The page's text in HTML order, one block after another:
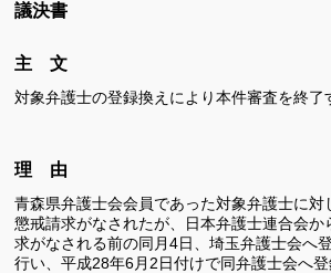
議決書
主 文
対象弁護士の登録換えにより本件審査を終了
理 由
青森県弁護士会会員であった対象弁護士に対
懲戒請求がなされたが、日本弁護士連合会か
求がなされる前の同月4日、埼玉弁護士会へ
行い、平成28年6月2日付けで同弁護士会へ